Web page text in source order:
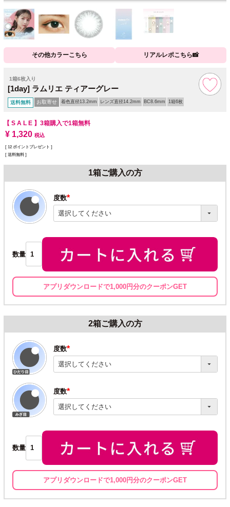
その他カラーこちら リアルレポこちら📸
1箱6枚入り
[1day] ラムリエ ティアーグレー
送料無料 お取寄せ 着色直径13.2mm レンズ直径14.2mm BC8.6mm 1箱6枚
【 S A L E 】 3箱購入で1箱無料
¥ 1,320 税込
[ 12 ポイントプレゼント ]
送料無料
1箱ご購入の方
度数
(必
須)
数量
アプリダウンロードで1,000円分のクーポンGET
2箱ご購入の方
度数
(必
須)
度数
(必
須)
数量
アプリダウンロードで1,000円分のクーポンGET